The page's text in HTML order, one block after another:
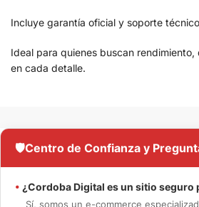
Incluye garantía oficial y soporte
Ideal para quienes buscan
en cada detalle.
🛡️Centro de Confianza y
• ¿Cordoba Digital es un sitio seguro
Sí, somos un e-commerce